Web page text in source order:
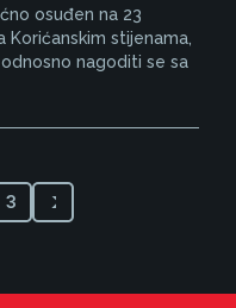
osuđen na 23
stijenama,
nagoditi se sa
3